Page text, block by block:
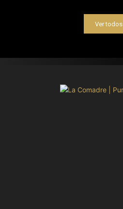
Ver todos